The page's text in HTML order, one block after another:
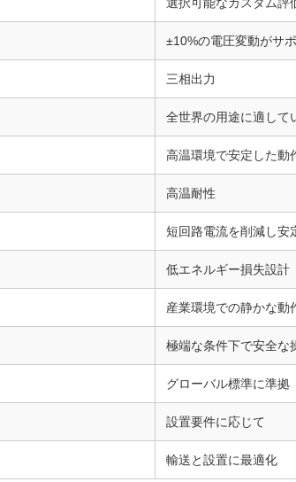
±10%の電圧変動がサ
三相出力
全世界の用途に適して
高温環境で安定した動
高温耐性
短回路電流を削減し安
低エネルギー損失設計
産業環境での静かな動
極端な条件下で安全な
グローバル標準に準拠
設置要件に応じて
輸送と設置に最適化